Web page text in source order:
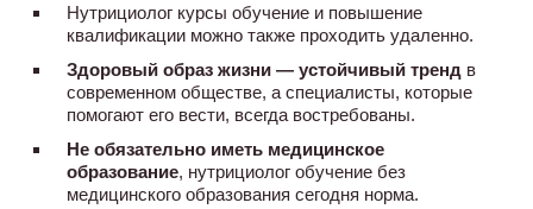
Нутрициолог курсы обучение и повышение
квалификации можно также проходить удаленно.
Здоровый образ жизни — устойчивый тренд в
современном обществе, а специалисты, которые
помогают его вести, всегда востребованы.
Не обязательно иметь медицинское
образование, нутрициолог обучение без
медицинского образования сегодня норма.